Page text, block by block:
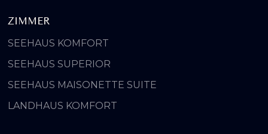
ZIMMER
SEEHAUS KOMFORT
SEEHAUS SUPERIOR
SEEHAUS MAISONETTE SUITE
LANDHAUS KOMFORT